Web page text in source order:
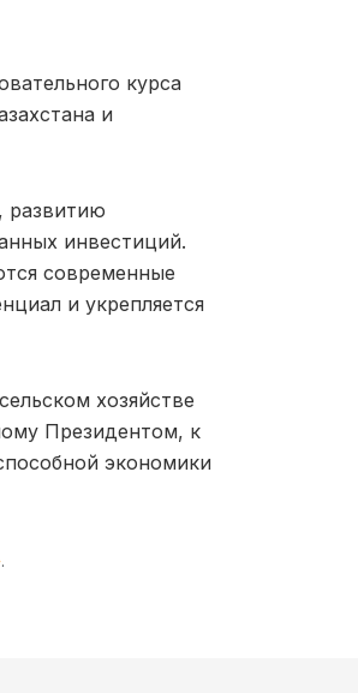
курса
и
развитию
инвестиций.
современные
и укрепляется
хозяйстве
Президентом, к
экономики
.